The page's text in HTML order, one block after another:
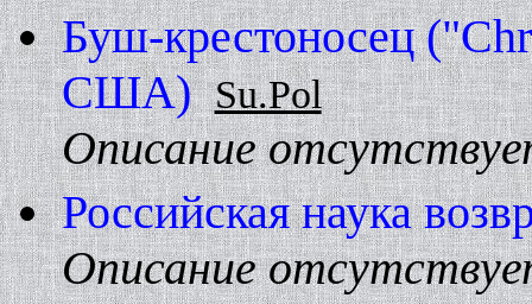
Буш-крестоносец
США) Su.Pol
Описание
Российская наука
Описание